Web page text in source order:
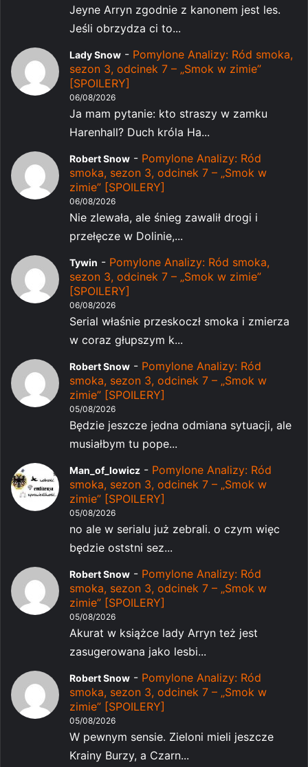
Jeyne Arryn zgodnie z kanonem jest les.
Jeśli obrzydza ci to...
Lady Snow - Pomylone Analizy: Ród smoka,
sezon 3, odcinek 7 – „Smok w zimie”
[SPOILERY]
06/08/2026
Ja mam pytanie: kto straszy w zamku
Harenhall? Duch króla Ha...
Robert Snow - Pomylone Analizy: Ród
smoka, sezon 3, odcinek 7 – „Smok w
zimie” [SPOILERY]
06/08/2026
Nie zlewała, ale śnieg zawalił drogi i
przełęcze w Dolinie,...
Tywin - Pomylone Analizy: Ród smoka,
sezon 3, odcinek 7 – „Smok w zimie”
[SPOILERY]
06/08/2026
Serial właśnie przeskoczł smoka i zmierza
w coraz głupszym k...
Robert Snow - Pomylone Analizy: Ród
smoka, sezon 3, odcinek 7 – „Smok w
zimie” [SPOILERY]
05/08/2026
Będzie jeszcze jedna odmiana sytuacji, ale
musiałbym tu pope...
Man_of_lowicz - Pomylone Analizy: Ród
smoka, sezon 3, odcinek 7 – „Smok w
zimie” [SPOILERY]
05/08/2026
no ale w serialu już zebrali. o czym więc
będzie oststni sez...
Robert Snow - Pomylone Analizy: Ród
smoka, sezon 3, odcinek 7 – „Smok w
zimie” [SPOILERY]
05/08/2026
Akurat w książce lady Arryn też jest
zasugerowana jako lesbi...
Robert Snow - Pomylone Analizy: Ród
smoka, sezon 3, odcinek 7 – „Smok w
zimie” [SPOILERY]
05/08/2026
W pewnym sensie. Zieloni mieli jeszcze
Krainy Burzy, a Czarn...